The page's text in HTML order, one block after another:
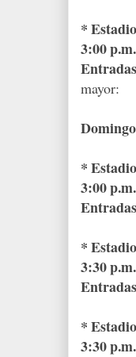
*
3:00
mayor:
*
3:00
*
3:30
*
3:30